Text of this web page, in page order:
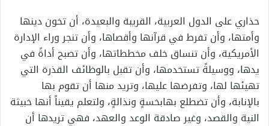
حذاريعلى الدول العربية، القريبة والبعيدة، أن تخون دينها
وأمتها، وأن تفرط في قرآنها وأقصاها، وأن تنجر وراء الإدارة
الأمريكية، وأن تنساقخلفمخططاتها، وأن تصبح أداةً في
يدها، ووسيلةً تستخدمها، وأن تقبل بالوظائف القذرة التي
تهيئها لها، وتفرضها عليها، وتريد منها أن تقوم بها
بالإنابة، وأن تضطلع بهابخسةٍ ونذالةٍ، ولتعلم يقيناً أنهاخبيثة
النية والقصد، وغير صادقة الوعد والعهد، فهيتريدها أن